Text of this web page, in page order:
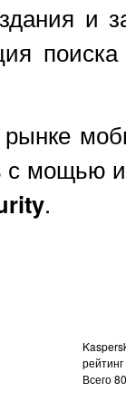
и
с мощью
.
рейтинг
Всего80